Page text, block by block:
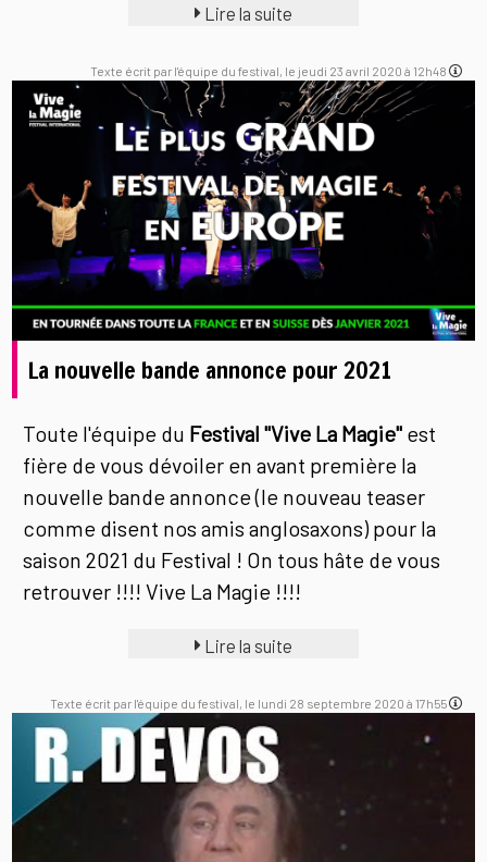
Lire la suite
Texte écrit par l'équipe du festival, le jeudi 23 avril 2020 à 12h48
La nouvelle bande annonce pour 2021
Toute l'équipe du Festival "Vive La Magie" est
fière de vous dévoiler en avant première la
nouvelle bande annonce (le nouveau teaser
comme disent nos amis anglosaxons) pour la
saison 2021 du Festival ! On tous hâte de vous
retrouver !!!! Vive La Magie !!!!
Lire la suite
Texte écrit par l'équipe du festival, le lundi 28 septembre 2020 à 17h55